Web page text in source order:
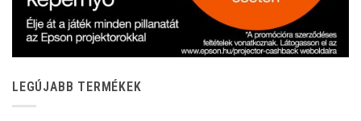
LEGÚJABB TERMÉKEK